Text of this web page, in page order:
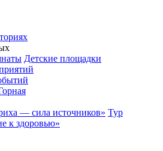
Детские площадки
— сила источников» Тур
к здоровью»